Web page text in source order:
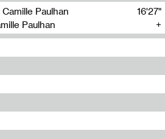
Paulhan
Paulhan
16'27"